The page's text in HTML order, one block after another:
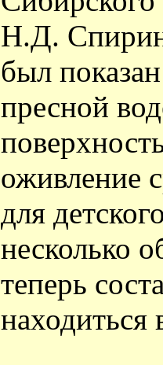
Н.Д.
был
пресной
оживление
для
несколько
теперь
находиться